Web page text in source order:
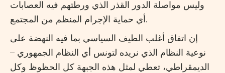
وليس مواصلة الدور القذر الذي ورطتهم فيه العصابات
أي حماية الإجرام المنظم من المجتمع.
إن اتفاق أغلب الطيف السياسي بما فيه النهضة على
نوعية النظام الذي نريده لتونس أي النظام الجمهوري –
الديمقراطي، تعطي لمثل هذه الجبهة كل الحظوظ وكل